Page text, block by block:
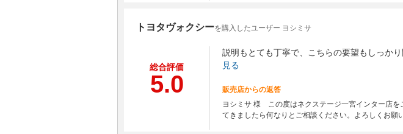
トヨタヴォクシーを購入したユーザー ヨシミサ
総合評価
5.0
説明もとても丁寧で、こちらの要望もしっか
見る
販売店からの返答
ヨシミサ 様 この度はネクステージ一宮インター店を
てきましたら何なりとご相談ください。よろしくお願